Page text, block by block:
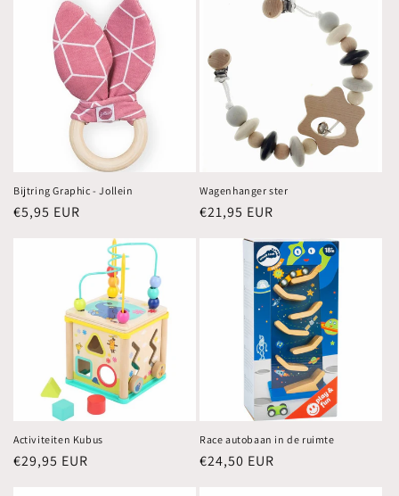
Bijtring Graphic - Jollein
Normale
€5,95 EUR
Wagenhanger ster
Normale
€21,95 EUR
Activiteiten Kubus
Normale
€29,95 EUR
Race autobaan in de ruimte
Normale
€24,50 EUR